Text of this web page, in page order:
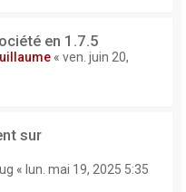
en 1.7.5
« ven. juin 20,
sur
« lun. mai 19, 2025 5:35